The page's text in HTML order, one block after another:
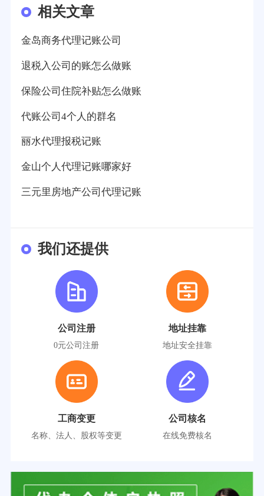
相关文章
金岛商务代理记账公司
退税入公司的账怎么做账
保险公司住院补贴怎么做账
代账公司4个人的群名
丽水代理报税记账
金山个人代理记账哪家好
三元里房地产公司代理记账
我们还提供
公司注册
0元公司注册
地址挂靠
地址安全挂靠
工商变更
名称、法人、股权等变更
公司核名
在线免费核名